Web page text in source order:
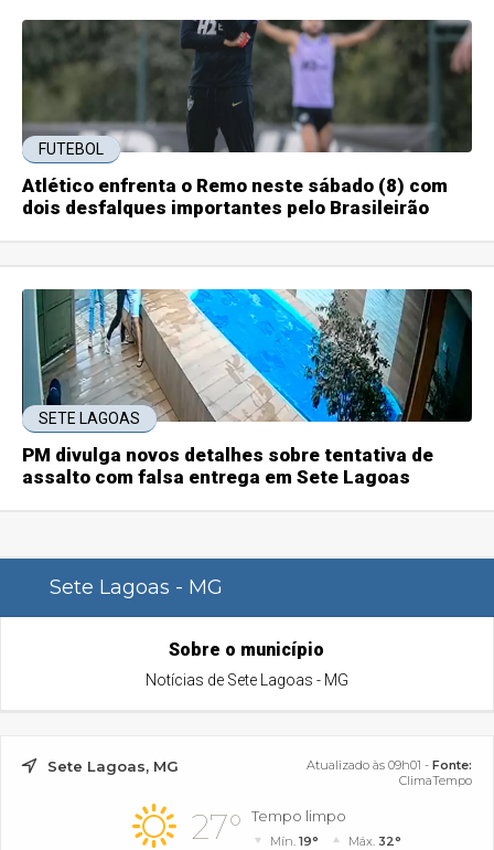
FUTEBOL
Atlético enfrenta o Remo neste sábado (8) com
dois desfalques importantes pelo Brasileirão
SETE LAGOAS
PM divulga novos detalhes sobre tentativa de
assalto com falsa entrega em Sete Lagoas
Sete Lagoas - MG
Sobre o município
Notícias de Sete Lagoas - MG
Sete Lagoas, MG Atualizado às 09h01 - Fonte:
ClimaTempo
27° Tempo limpo
Mín.19° Máx. 32°